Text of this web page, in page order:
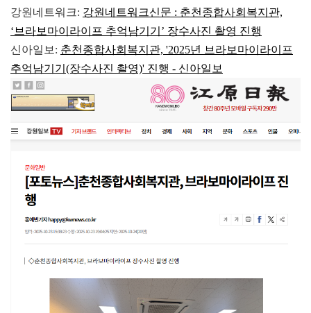
강원네트워크: 강원네트워크신문 : 춘천종합사회복지관,
‘브라보마이라이프 추억남기기’ 장수사진 촬영 진행
신아일보: 춘천종합사회복지관, '2025년 브라보마이라이프
추억남기기(장수사진 촬영)' 진행 - 신아일보